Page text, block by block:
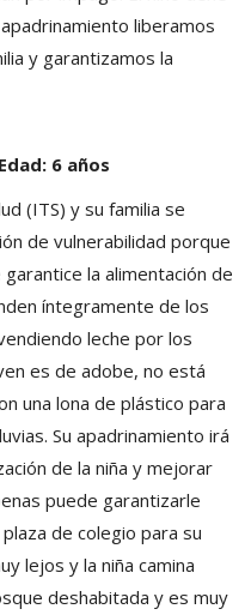
liberamos
y garantizamos la
6 años
(ITS) y su familia se
de vulnerabilidad porque
la alimentación de
íntegramente de los
leche por los
es de adobe, no está
una lona de plástico para
Su apadrinamiento irá
de la niña y mejorar
puede garantizarle
de colegio para su
lejos y la niña camina
deshabitada y es muy